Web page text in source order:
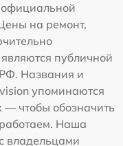
официальной
на ремонт,
публичной
Названия и
упоминаются
чтобы обозначить
Наша
владельцами